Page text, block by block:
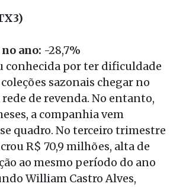
ano: -28,7%
conhecida por ter dificuldade
sazonais chegar no
de revenda. No entanto,
a companhia vem
quadro. No terceiro trimestre
R$ 70,9 milhões, alta de
ao mesmo período do ano
William Castro Alves,